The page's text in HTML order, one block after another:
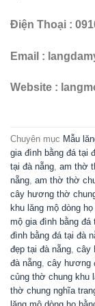
Điện Thoại :
Email :
Website :
Chuyên mục Mẫu
gia đình bằng đá tại
tại đà nẵng am thờ
nẵng am thờ thờ
cây hương thờ
khu lăng mộ dòng
mộ gia đình bằng đá
đình bằng đá tại đà
đẹp tại đà nẵng cây
đà nẵng cây hương
củng thờ chung khu
thờ chung nghĩa